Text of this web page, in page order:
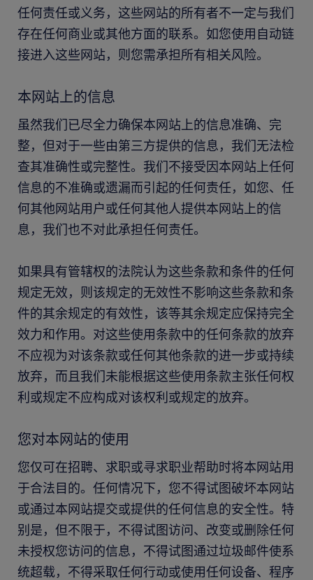
任何责任或义务，这些网站的所有者不一定与我们
存在任何商业或其他方面的联系。如您使用自动链
接进入这些网站，则您需承担所有相关风险。
本网站上的信息
虽然我们已尽全力确保本网站上的信息准确、完
整，但对于一些由第三方提供的信息，我们无法检
查其准确性或完整性。我们不接受因本网站上任何
信息的不准确或遗漏而引起的任何责任，如您、任
何其他网站用户或任何其他人提供本网站上的信
息，我们也不对此承担任何责任。
如果具有管辖权的法院认为这些条款和条件的任何
规定无效，则该规定的无效性不影响这些条款和条
件的其余规定的有效性，该等其余规定应保持完全
效力和作用。对这些使用条款中的任何条款的放弃
不应视为对该条款或任何其他条款的进一步或持续
放弃，而且我们未能根据这些使用条款主张任何权
利或规定不应构成对该权利或规定的放弃。
您对本网站的使用
您仅可在招聘、求职或寻求职业帮助时将本网站用
于合法目的。任何情况下，您不得试图破坏本网站
或通过本网站提交或提供的任何信息的安全性。特
别是，但不限于，不得试图访问、改变或删除任何
未授权您访问的信息，不得试图通过垃圾邮件使系
统超载，不得采取任何行动或使用任何设备、程序